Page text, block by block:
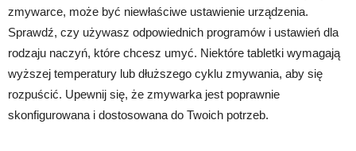
zmywarce, może być niewłaściwe ustawienie urządzenia.
Sprawdź, czy używasz odpowiednich programów i ustawień dla
rodzaju naczyń, które chcesz umyć. Niektóre tabletki wymagają
wyższej temperatury lub dłuższego cyklu zmywania, aby się
rozpuścić. Upewnij się, że zmywarka jest poprawnie
skonfigurowana i dostosowana do Twoich potrzeb.